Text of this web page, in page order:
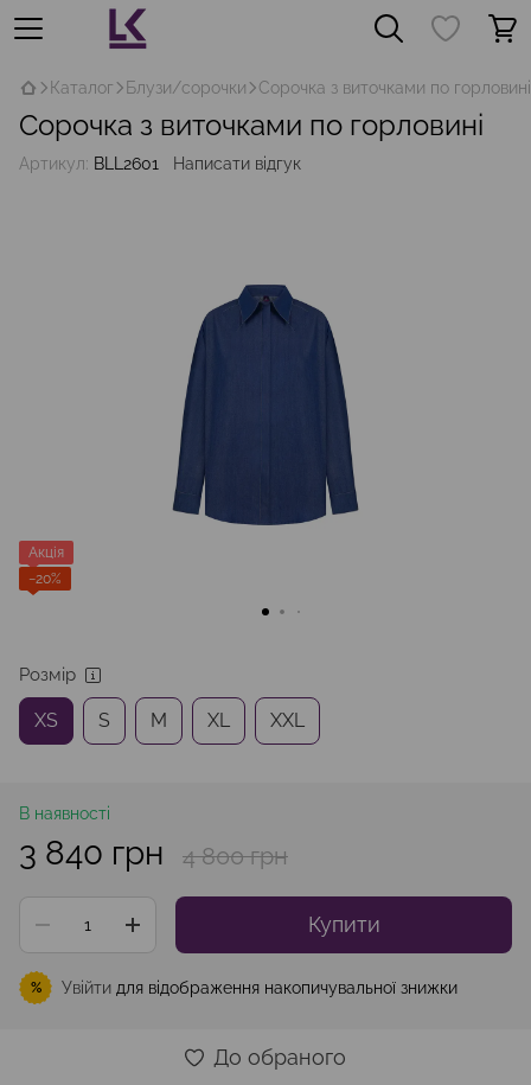
Каталог Блузи/сорочки Сорочка з виточками по горловині
Сорочка з виточками по горловині
Артикул: BLL2601 Написати відгук
Акція
−20%
Розмір
XS S M XL XXL
В наявності
3 840 грн 4 800 грн
Купити
% Увійти для відображення накопичувальної знижки
До обраного